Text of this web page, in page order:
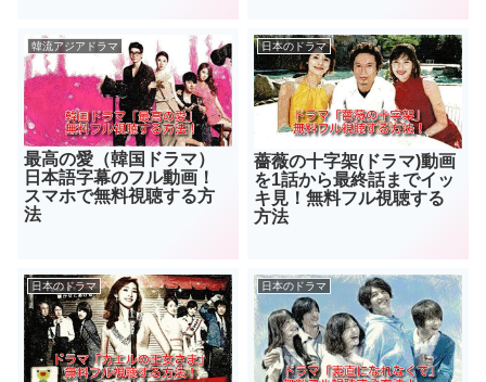
韓流アジアドラマ
最高の愛（韓国ドラマ）
日本語字幕のフル動画！
スマホで無料視聴する方
法
日本のドラマ
薔薇の十字架(ドラマ)動画
を1話から最終話までイッ
キ見！無料フル視聴する
方法
日本のドラマ 日本のドラマ